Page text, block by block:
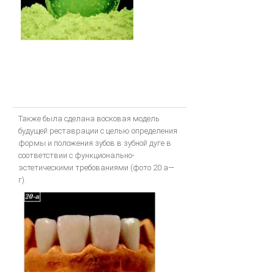
Также была сделана восковая модель
будущей реставрации с целью определения
формы и положения зубов в зубной дуге в
соответствии с функционально-
эстетическими требованиями (фото 20 а—
г).